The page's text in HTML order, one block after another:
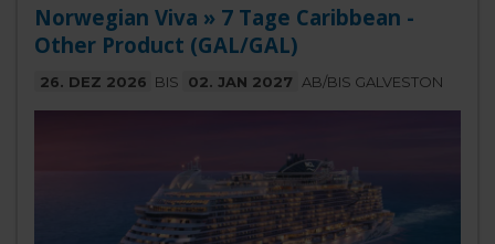
Norwegian Viva » 7 Tage Caribbean -
Other Product (GAL/GAL)
26. DEZ 2026 BIS 02. JAN 2027 AB/BIS GALVESTON